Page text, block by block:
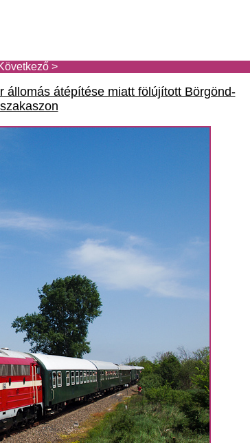
>
állomás átépítése miatt fölújított Börgönd-